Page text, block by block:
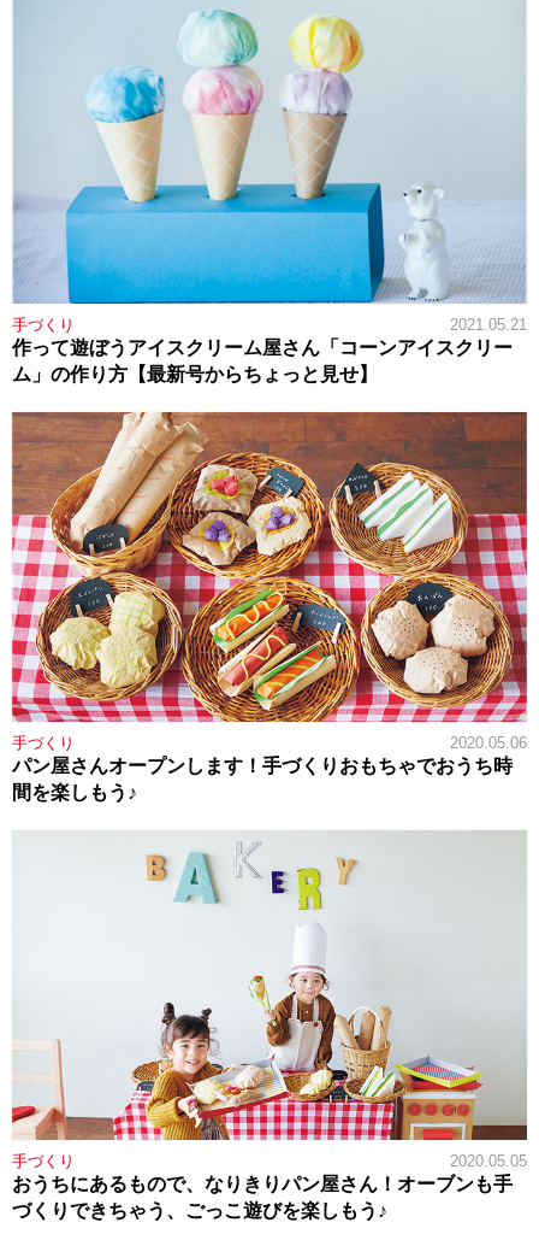
手づくり 2021.05.21
作って遊ぼうアイスクリーム屋さん「コーンアイスクリー
ム」の作り方【最新号からちょっと見せ】
手づくり 2020.05.06
パン屋さんオープンします！手づくりおもちゃでおうち時
間を楽しもう♪
手づくり 2020.05.05
おうちにあるもので、なりきりパン屋さん！オーブンも手
づくりできちゃう、ごっこ遊びを楽しもう♪